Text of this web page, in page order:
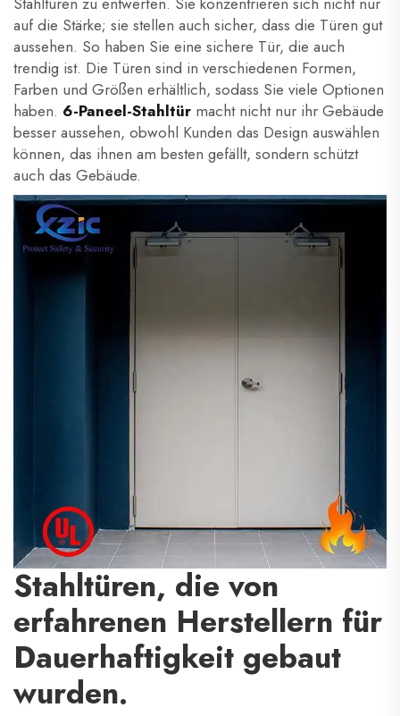
auf die Stärke; sie stellen auch sicher, dass die Türen gut
aussehen. So haben Sie eine sichere Tür, die auch
trendig ist. Die Türen sind in verschiedenen Formen,
Farben und Größen erhältlich, sodass Sie viele Optionen
haben. 6-Paneel-Stahltür macht nicht nur ihr Gebäude
besser aussehen, obwohl Kunden das Design auswählen
können, das ihnen am besten gefällt, sondern schützt
auch das Gebäude.
Stahltüren, die von
erfahrenen Herstellern für
Dauerhaftigkeit gebaut
wurden.